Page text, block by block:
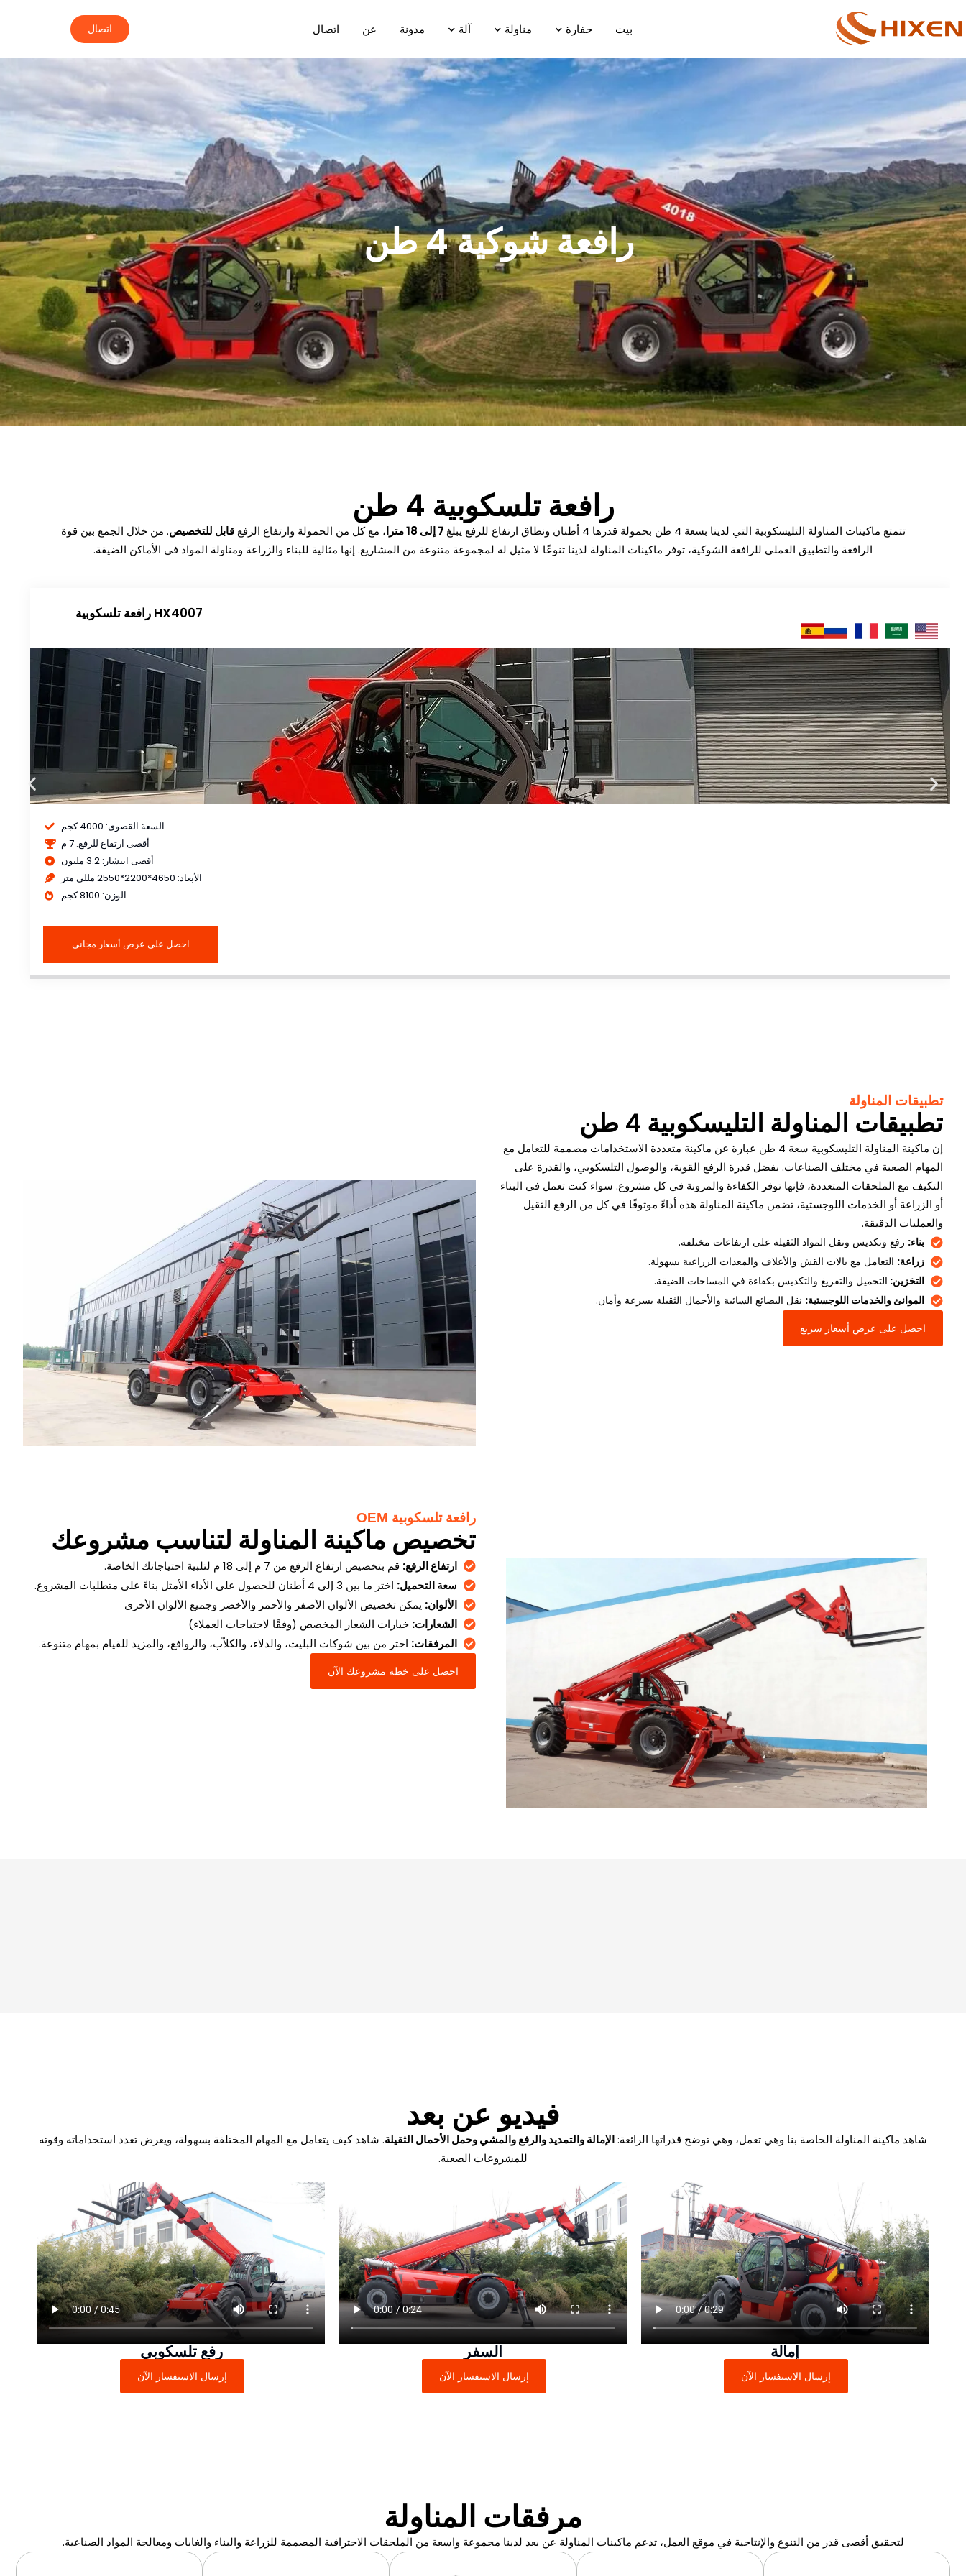
بيت حفارة مناولة آلة مدونة عن اتصال اتصال
رافعة شوكية 4 طن
رافعة تلسكوبية 4 طن
تتمتع ماكينات المناولة التليسكوبية التي لدينا بسعة 4 طن بحمولة قدرها 4 أطنان ونطاق ارتفاع للرفع يبلغ ، مع كل من الحمولة وارتفاع الرفعقابل للتخصيص. من خلال الجمع بين قوة
الرافعة والتطبيق العملي للرافعة الشوكية، توفر ماكينات المناولة لدينا تنوعًا لا مثيل له لمجموعة متنوعة من المشاريع. إنها مثالية للبناء والزراعة ومناولة المواد في الأماكن الضيقة.
رافعة تلسكوبية HX4007
السعة القصوى: 4000 كجم
أقصى ارتفاع للرفع: 7 ​​م
أقصى انتشار: 3.2 مليون
الأبعاد: 4650*2200*2550 مللي متر
الوزن: 8100 كجم
احصل على عرض أسعار مجاني
تطبيقات المناولة
تطبيقات المناولة التليسكوبية 4 طن
إن ماكينة المناولة التليسكوبية سعة 4 طن عبارة عن ماكينة متعددة الاستخدامات مصممة للتعامل مع
المهام الصعبة في مختلف الصناعات. بفضل قدرة الرفع القوية، والوصول التلسكوبي، والقدرة على
التكيف مع الملحقات المتعددة، فإنها توفر الكفاءة والمرونة في كل مشروع. سواء كنت تعمل في البناء
أو الزراعة أو الخدمات اللوجستية، تضمن ماكينة المناولة هذه أداءً موثوقًا في كل من الرفع الثقيل
والعمليات الدقيقة.
بناء: رفع وتكديس ونقل المواد الثقيلة على ارتفاعات مختلفة.
زراعة: التعامل مع بالات القش والأعلاف والمعدات الزراعية بسهولة.
التخزين: التحميل والتفريغ والتكديس بكفاءة في المساحات الضيقة.
الموانئ والخدمات اللوجستية: نقل البضائع السائبة والأحمال الثقيلة بسرعة وأمان.
احصل على عرض أسعار سريع
رافعة تلسكوبية OEM
تخصيص ماكينة المناولة لتناسب مشروعك
ارتفاع الرفع: قم بتخصيص ارتفاع الرفع من 7 م إلى 18 م لتلبية احتياجاتك الخاصة.
سعة التحميل: اختر ما بين 3 إلى 4 أطنان للحصول على الأداء الأمثل بناءً على متطلبات المشروع.
الألوان: يمكن تخصيص الألوان الأصفر والأحمر والأخضر وجميع الألوان الأخرى
الشعارات: خيارات الشعار المخصص (وفقًا لاحتياجات العملاء)
المرفقات: اختر من بين شوكات البليت، والدلاء، والكلاّب، والروافع، والمزيد للقيام بمهام متنوعة.
احصل على خطة مشروعك الآن
فيديو عن بعد
شاهد ماكينة المناولة الخاصة بنا وهي تعمل، وهي توضح قدراتها الرائعة:الإمالة والتمديد والرفع والمشي وحمل الأحمال الثقيلة. شاهد كيف يتعامل مع المهام المختلفة بسهولة، ويعرض تعدد استخداماته وقوته
للمشروعات الصعبة.
إمالة
إرسال الاستفسار الآن
السفر
إرسال الاستفسار الآن
رفع تلسكوبي
إرسال الاستفسار الآن
مرفقات المناولة
لتحقيق أقصى قدر من التنوع والإنتاجية في موقع العمل، تدعم ماكينات المناولة عن بعد لدينا مجموعة واسعة من الملحقات الاحترافية المصممة للزراعة والبناء والغابات ومعالجة المواد الصناعية.